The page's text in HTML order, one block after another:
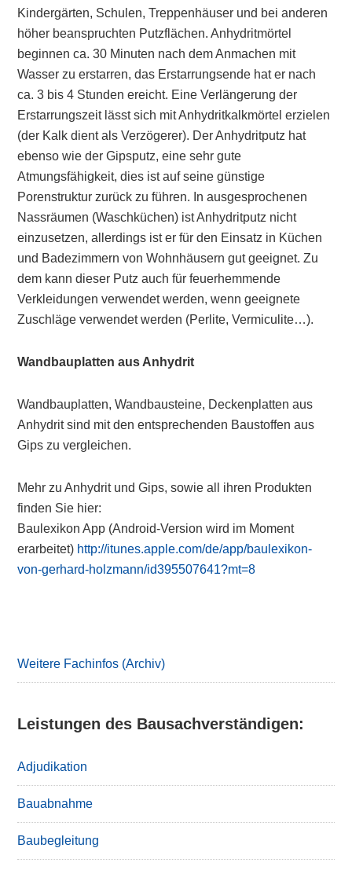
Kindergärten, Schulen, Treppenhäuser und bei anderen
höher beanspruchten Putzflächen. Anhydritmörtel
beginnen ca. 30 Minuten nach dem Anmachen mit
Wasser zu erstarren, das Erstarrungsende hat er nach
ca. 3 bis 4 Stunden ereicht. Eine Verlängerung der
Erstarrungszeit lässt sich mit Anhydritkalkmörtel erzielen
(der Kalk dient als Verzögerer). Der Anhydritputz hat
ebenso wie der Gipsputz, eine sehr gute
Atmungsfähigkeit, dies ist auf seine günstige
Porenstruktur zurück zu führen. In ausgesprochenen
Nassräumen (Waschküchen) ist Anhydritputz nicht
einzusetzen, allerdings ist er für den Einsatz in Küchen
und Badezimmern von Wohnhäusern gut geeignet. Zu
dem kann dieser Putz auch für feuerhemmende
Verkleidungen verwendet werden, wenn geeignete
Zuschläge verwendet werden (Perlite, Vermiculite…).
Wandbauplatten aus Anhydrit
Wandbauplatten, Wandbausteine, Deckenplatten aus
Anhydrit sind mit den entsprechenden Baustoffen aus
Gips zu vergleichen.
Mehr zu Anhydrit und Gips, sowie all ihren Produkten
finden Sie hier:
Baulexikon App (Android-Version wird im Moment
erarbeitet) http://itunes.apple.com/de/app/baulexikon-
von-gerhard-holzmann/id395507641?mt=8
Weitere Fachinfos (Archiv)
Leistungen des Bausachverständigen:
Adjudikation
Bauabnahme
Baubegleitung